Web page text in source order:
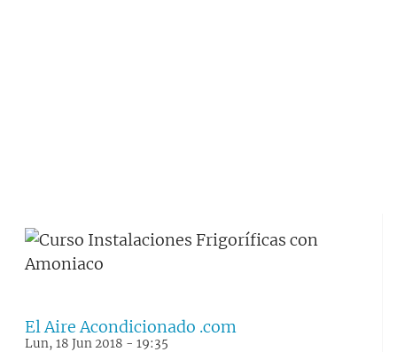
El Aire Acondicionado .com
Lun, 18 Jun 2018 - 19:35